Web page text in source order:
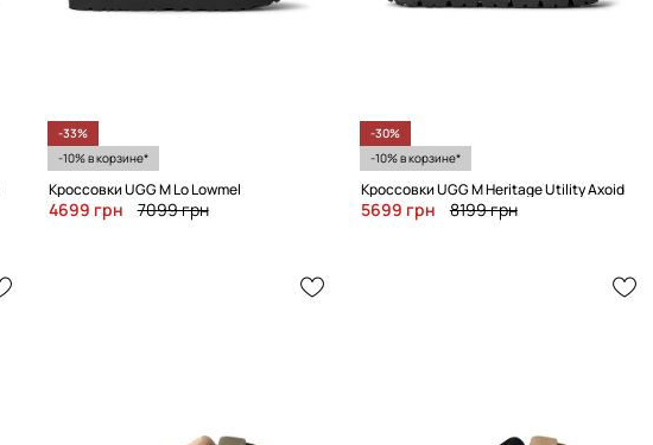
-33%
-10% в корзине*
Кроссовки UGG M Lo Lowmel
4699 грн 7099 грн
-30%
-10% в корзине*
Кроссовки UGG M Heritage Utility Axoid
5699 грн 8199 грн